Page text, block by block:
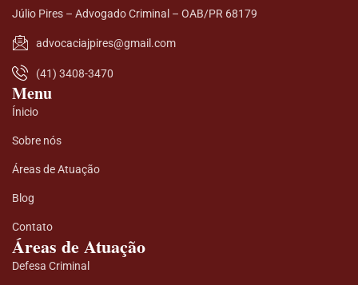
Júlio Pires – Advogado Criminal – OAB/PR 68179
advocaciajpires@gmail.com
(41) 3408-3470
Menu
Ínicio
Sobre nós
Áreas de Atuação
Blog
Contato
Áreas de Atuação
Defesa Criminal